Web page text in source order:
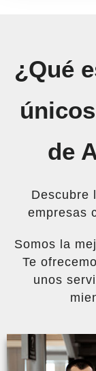
¿Qué
de
Descubre
empresas
Somos la
Te
unos